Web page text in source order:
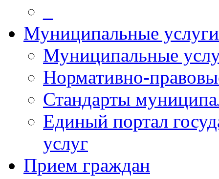
Муниципальные услуги
Муниципальные
Нормативно-
Стандарты
Единый портал
услуг
Прием граждан